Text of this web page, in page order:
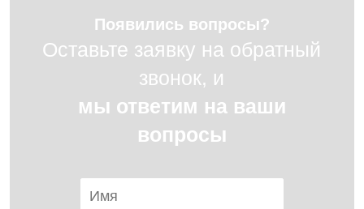
Появились вопросы?
Оставьте заявку на обратный
звонок, и
мы ответим на ваши
вопросы